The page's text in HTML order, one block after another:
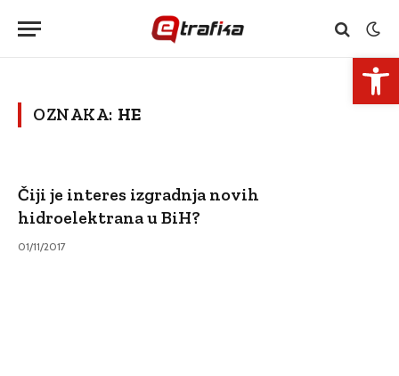
OZNAKA: HE
Čiji je interes izgradnja novih
hidroelektrana u BiH?
01/11/2017